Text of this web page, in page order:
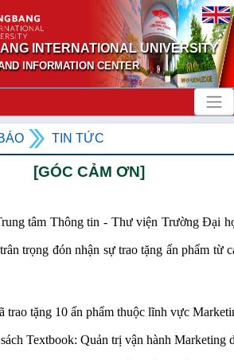
INTERNATIONAL UNIVERSITY
INFORMATION CENTER
TIN TỨC
[GÓC CẢM ƠN]
tâm Thông tin - Thư viện Trường Đại
trọng đón nhận sự trao tặng ấn phẩm từ
trao tặng 10 ấn phẩm thuộc lĩnh vực
Textbook: Quản trị vận hành Marketing